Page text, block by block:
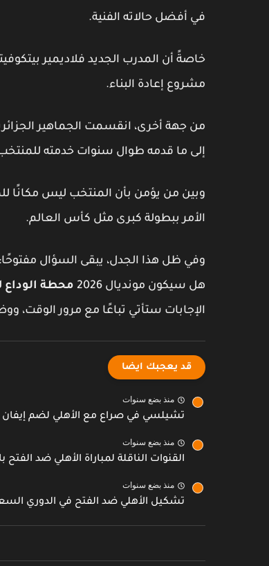
في أفضل حالاته الفنية.
خاصةً أن المدرب الجديد فلاديمير
مشروع إعادة البناء.
من جهة أخرى، انقسمت الجماهير
إلى ما قدمه طوال سنوات خدمته
وبين من يؤمن بأن المنتخب ليس مكانًا
الأمر ببطولة كبرى مثل كأس العالم.
وفي ظل هذا الجدل، يبقى السؤال مفتوحًا:
هل سيكون مونديال 2026
محطة
الإجابات ستأتي تباعًا مع مرور الوقت،
قد يعجبك ايضا
منذ بضع سنوات
تشيلسي في صراع مع الأهلي لضم
منذ بضع سنوات
القنوات الناقلة لمباراة الأهلي ضد الفتح بالجولة 2 في
منذ بضع سنوات
تشكيل الأهلي ضد الفتح في الدوري